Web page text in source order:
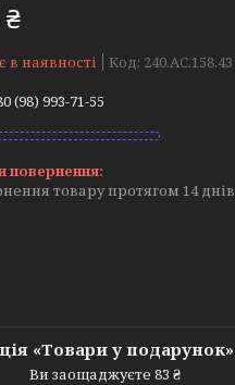
₴
в наявності Код: 240.AC.158.43
(98) 993-71-55
товару протягом 14 днів
«Товари у подарунок»
Ви заощаджуєте 83 ₴